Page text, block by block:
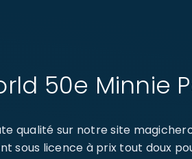
50e Minnie
qualité sur notre site
sous licence à prix tout doux